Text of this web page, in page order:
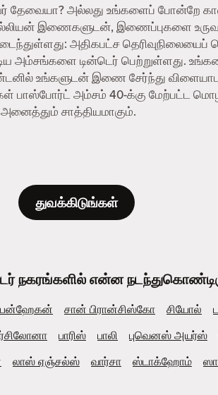
தேவையா? அல்லது உங்களைப் போன்றே
இணைகளுடன், இணைப்புகளை
அதிகபட்ச
அம்சங்களை டின்டெர் பெற்றுள்ளது.
உங்களுடன் இணை சேர்ந்து
பாஸ்போர்ட் அம்சம் 40-க்கு மேற்பட்ட
அனைத்தும் சாத்தியமாகும்.
துவக்கிடுங்கள்
நகரங்களில் என்ன
சான் பிரான்சிஸ்கோ சியோல்
பாரிஸ் பாலி புவெனஸ் அயர்ஸ்
லாஸ் ஏஞ்சல்ஸ் வார்சா ஸ்டாக்ஹோம் ஸா